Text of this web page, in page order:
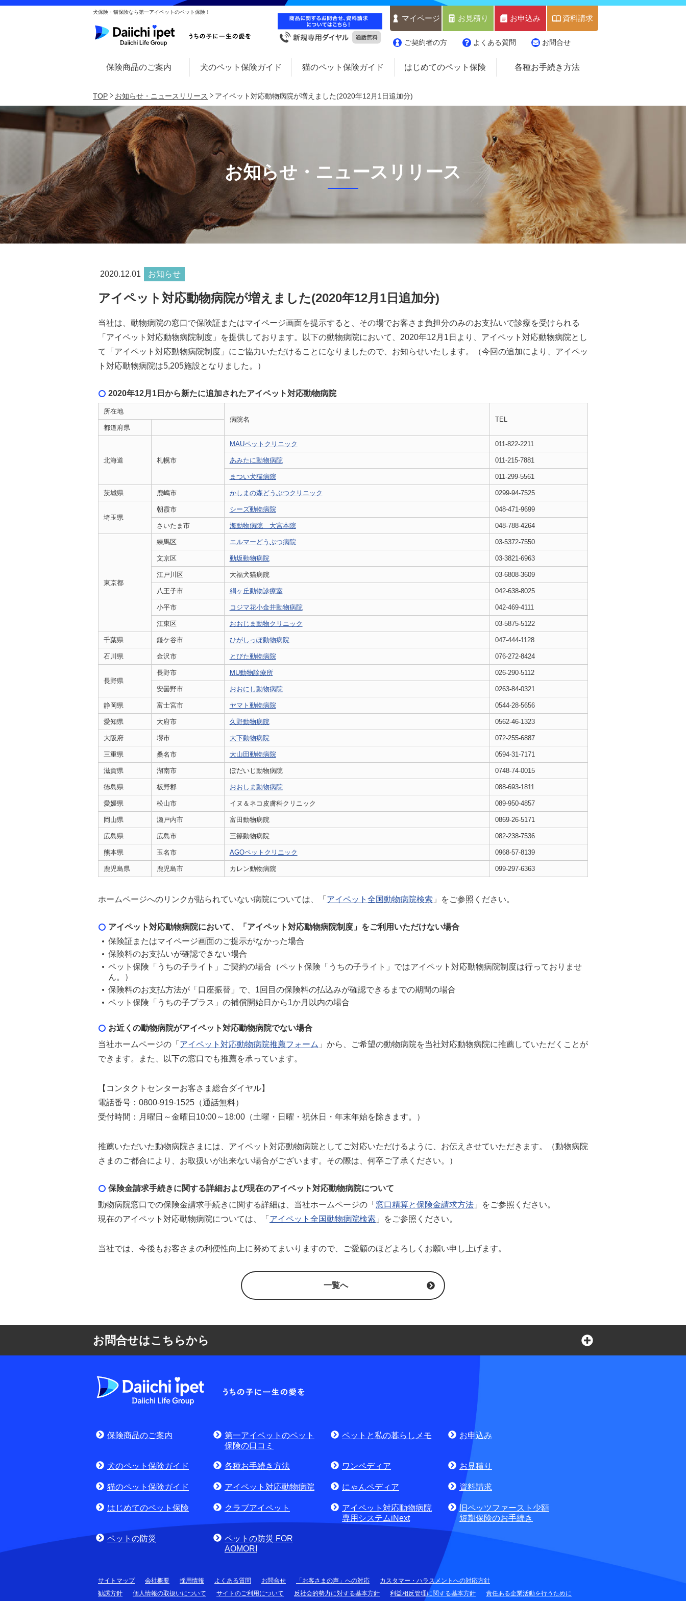
犬保険・猫保険なら第一アイペットのペット保険！
マイページ お見積り お申込み 資料請求
ご契約者の方 よくある質問 お問合せ
保険商品のご案内 犬のペット保険ガイド 猫のペット保険ガイド はじめてのペット保険 各種お手続き方法
TOP お知らせ・ニュースリリース アイペット対応動物病院が増えました(2020年12月1日追加分)
お知らせ・ニュースリリース
2020.12.01 お知らせ
アイペット対応動物病院が増えました(2020年12月1日追加分)
当社は、動物病院の窓口で保険証またはマイページ画面を提示すると、その場でお客さま負担分のみのお支払いで診療を受けられる
「アイペット対応動物病院制度」を提供しております。以下の動物病院において、2020年12月1日より、アイペット対応動物病院とし
て「アイペット対応動物病院制度」にご協力いただけることになりましたので、お知らせいたします。（今回の追加により、アイペッ
ト対応動物病院は5,205施設となりました。）
2020年12月1日から新たに追加されたアイペット対応動物病院
所在地
病院名
TEL
都道府県
北海道 札幌市
MAUペットクリニック 011-822-2211
あみたに動物病院 011-215-7881
まつい犬猫病院 011-299-5561
茨城県 鹿嶋市 かしまの森どうぶつクリニック 0299-94-7525
埼玉県
朝霞市 シーズ動物病院 048-471-9699
さいたま市 海動物病院 大宮本院 048-788-4264
東京都
練馬区 エルマーどうぶつ病院 03-5372-7550
文京区 動坂動物病院 03-3821-6963
江戸川区 大福犬猫病院 03-6808-3609
八王子市 絹ヶ丘動物診療室 042-638-8025
小平市 コジマ花小金井動物病院 042-469-4111
江東区 おおじま動物クリニック 03-5875-5122
千葉県 鎌ケ谷市 ひがしっぽ動物病院 047-444-1128
石川県 金沢市 とびた動物病院 076-272-8424
長野県
長野市 MU動物診療所 026-290-5112
安曇野市 おおにし動物病院 0263-84-0321
静岡県 富士宮市 ヤマト動物病院 0544-28-5656
愛知県 大府市 久野動物病院 0562-46-1323
大阪府 堺市 大下動物病院 072-255-6887
三重県 桑名市 大山田動物病院 0594-31-7171
滋賀県 湖南市 ぼだいじ動物病院 0748-74-0015
徳島県 板野郡 おおしま動物病院 088-693-1811
愛媛県 松山市 イヌ＆ネコ皮膚科クリニック 089-950-4857
岡山県 瀬戸内市 富田動物病院 0869-26-5171
広島県 広島市 三篠動物病院 082-238-7536
熊本県 玉名市 AGOペットクリニック 0968-57-8139
鹿児島県 鹿児島市 カレン動物病院 099-297-6363
ホームページへのリンクが貼られていない病院については、「 アイペット全国動物病院検索 」をご参照ください。
アイペット対応動物病院において、「アイペット対応動物病院制度」をご利用いただけない場合
保険証またはマイページ画面のご提示がなかった場合
保険料のお支払いが確認できない場合
ペット保険「うちの子ライト」ご契約の場合（ペット保険「うちの子ライト」ではアイペット対応動物病院制度は行っておりませ
ん。）
保険料のお支払方法が「口座振替」で、1回目の保険料の払込みが確認できるまでの期間の場合
ペット保険「うちの子プラス」の補償開始日から1か月以内の場合
お近くの動物病院がアイペット対応動物病院でない場合
当社ホームページの「 アイペット対応動物病院推薦フォーム 」から、ご希望の動物病院を当社対応動物病院に推薦していただくことが
できます。また、以下の窓口でも推薦を承っています。
【コンタクトセンターお客さま総合ダイヤル】
電話番号：0800-919-1525（通話無料）
受付時間：月曜日～金曜日10:00～18:00（土曜・日曜・祝休日・年末年始を除きます。）
推薦いただいた動物病院さまには、アイペット対応動物病院としてご対応いただけるように、お伝えさせていただきます。（動物病院
さまのご都合により、お取扱いが出来ない場合がございます。その際は、何卒ご了承ください。）
保険金請求手続きに関する詳細および現在のアイペット対応動物病院について
動物病院窓口での保険金請求手続きに関する詳細は、当社ホームページの「 窓口精算と保険金請求方法 」をご参照ください。
現在のアイペット対応動物病院については、「 アイペット全国動物病院検索 」をご参照ください。
当社では、今後もお客さまの利便性向上に努めてまいりますので、ご愛顧のほどよろしくお願い申し上げます。
一覧へ
お問合せはこちらから
よくある質問
お問合せ窓口
(商品に関するお問合せ・資料請求)
お電話でのお問合せはこちら 通話無料
第一アイペット損害保険株式会社
保険商品のご案内
第一アイペットのペット
保険の口コミ
ペットと私の暮らしメモ お申込み
犬のペット保険ガイド 各種お手続き方法 ワンペディア お見積り
猫のペット保険ガイド アイペット対応動物病院 にゃんペディア 資料請求
はじめてのペット保険 クラブアイペット
アイペット対応動物病院
専用システムiNext
旧ペッツファースト少額
短期保険のお手続き
ペットの防災
ペットの防災 FOR
AOMORI
サイトマップ 会社概要 採用情報 よくある質問 お問合せ 「お客さまの声」への対応
カスタマー・ハラスメントへの対応方針
勧誘方針
個人情報の取扱いについて サイトのご利用について 反社会的勢力に対する基本方針 利益相反管理に関する基本方針 責任ある企業活動を行うために